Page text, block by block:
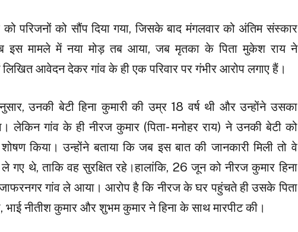
को परिजनों को सौंप दिया गया, जिसके बाद मंगलवार को अंतिम संस्कार
इस मामले में नया मोड़ तब आया, जब मृतका के पिता मुकेश राय ने
आवेदन देकर गांव के ही एक परिवार पर गंभीर आरोप लगाए हैं।
उनकी बेटी हिना कुमारी की उम्र 18 वर्ष थी और उन्होंने उसका
लेकिन गांव के ही नीरज कुमार (पिता- मनोहर राय) ने उनकी बेटी को
किया। उन्होंने बताया कि जब इस बात की जानकारी मिली तो वे
ले गए थे, ताकि वह सुरक्षित रहे।हालांकि, 26 जून को नीरज कुमार हिना
गांव ले आया। आरोप है कि नीरज के घर पहुंचते ही उसके पिता
भाई नीतीश कुमार और शुभम कुमार ने हिना के साथ मारपीट की।